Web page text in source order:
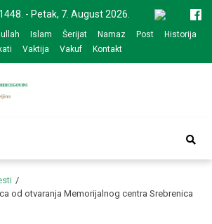
- Petak, 7. August 2026.
Islam Šerijat Namaz Post
Historija
Vaktija Vakuf Kontakt
Bijeljina
od otvaranja Memorijalnog centra Srebrenica